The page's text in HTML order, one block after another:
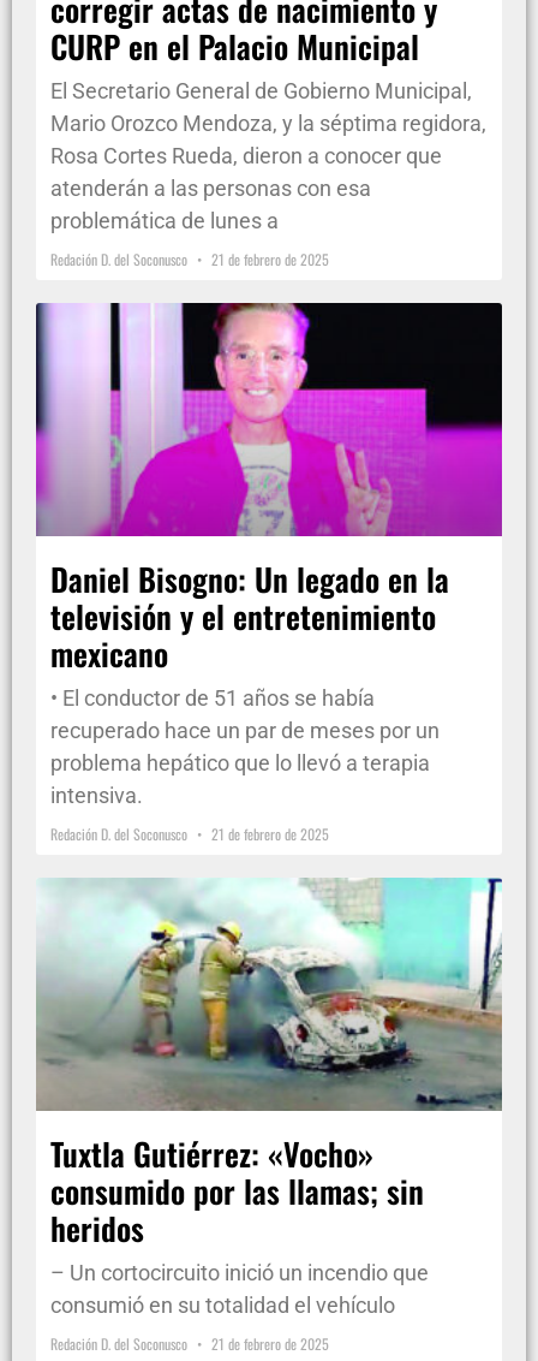
CURP en el Palacio Municipal
El Secretario General de Gobierno Municipal,
Mario Orozco Mendoza, y la séptima regidora,
Rosa Cortes Rueda, dieron a conocer que
atenderán a las personas con esa
problemática de lunes a
Redación D. del Soconusco 21 de febrero de 2025
Daniel Bisogno: Un legado en la
televisión y el entretenimiento
mexicano
• El conductor de 51 años se había
recuperado hace un par de meses por un
problema hepático que lo llevó a terapia
intensiva.
Redación D. del Soconusco 21 de febrero de 2025
Tuxtla Gutiérrez: «Vocho»
consumido por las llamas; sin
heridos
– Un cortocircuito inició un incendio que
consumió en su totalidad el vehículo
Redación D. del Soconusco 21 de febrero de 2025